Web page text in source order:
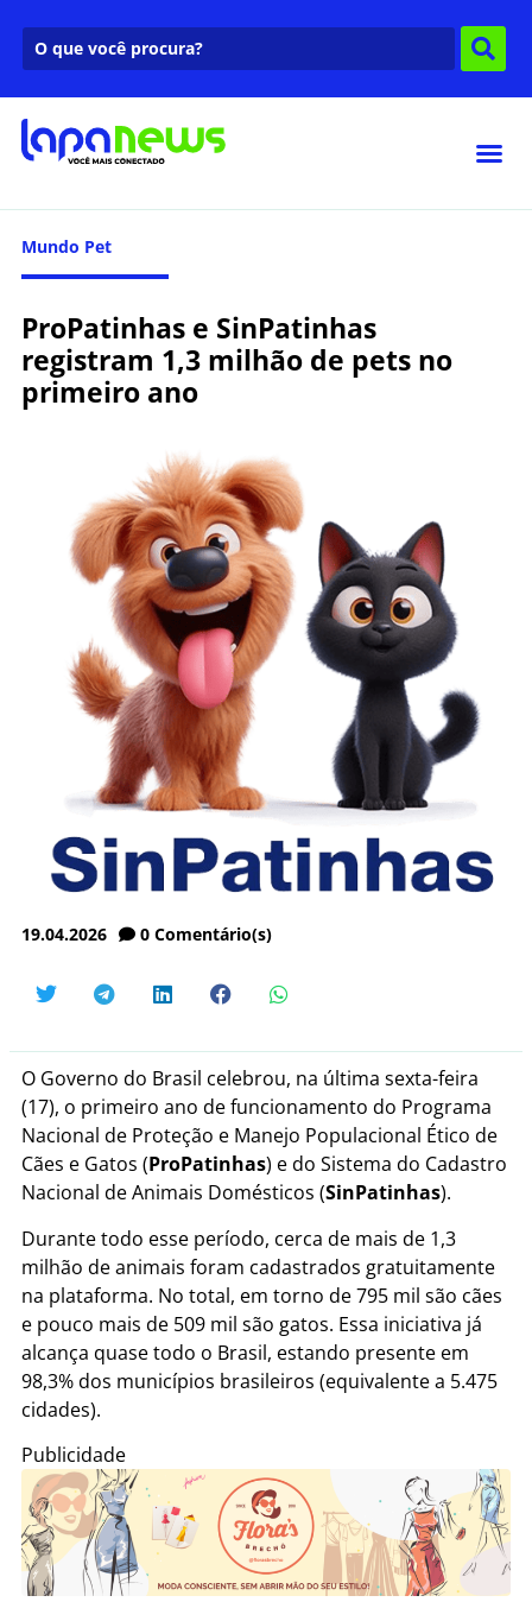
Mundo Pet
ProPatinhas e SinPatinhas
registram 1,3 milhão de pets no
primeiro ano
19.04.2026 0 Comentário(s)
O Governo do Brasil celebrou, na última sexta-feira
(17), o primeiro ano de funcionamento do Programa
Nacional de Proteção e Manejo Populacional Ético de
Cães e Gatos (ProPatinhas) e do Sistema do Cadastro
Nacional de Animais Domésticos (SinPatinhas).
Durante todo esse período, cerca de mais de 1,3
milhão de animais foram cadastrados gratuitamente
na plataforma. No total, em torno de 795 mil são cães
e pouco mais de 509 mil são gatos. Essa iniciativa já
alcança quase todo o Brasil, estando presente em
98,3% dos municípios brasileiros (equivalente a 5.475
cidades).
Publicidade